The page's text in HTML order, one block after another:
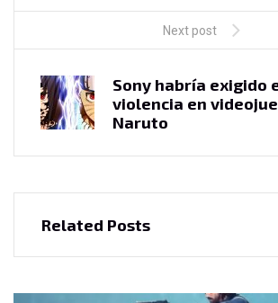
Next post
Sony habría exigido
violencia en
Naruto
Related Posts